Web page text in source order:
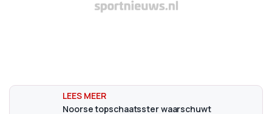
Noorse topschaatsster waarschuwt